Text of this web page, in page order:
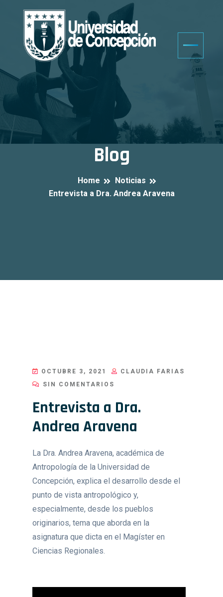
Blog
Home
Noticias
Entrevista a Dra. Andrea Aravena
OCTUBRE 3, 2021
CLAUDIA FARIAS
SIN COMENTARIOS
Entrevista a Dra.
Andrea Aravena
La Dra. Andrea Aravena, académica de
Antropología de la Universidad de
Concepción, explica el desarrollo desde el
punto de vista antropológico y,
especialmente, desde los pueblos
originarios, tema que aborda en la
asignatura que dicta en el Magíster en
Ciencias Regionales.